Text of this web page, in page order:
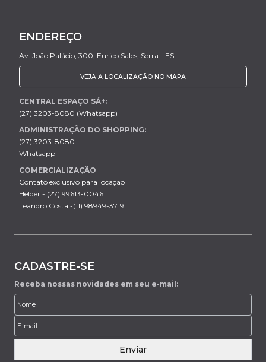
ENDEREÇO
Av. João Palácio, 300, Eurico Sales, Serra - ES
VEJA A LOCALIZAÇÃO NO MAPA
CENTRAL ESPAÇO SÁ+:
(27) 3203-8080 (Whatsapp)
ADMINISTRAÇÃO DO SHOPPING:
(27) 3203-8080
Whatsapp
COMERCIALIZAÇÃO
Contato exclusivo para locação
Helder - (27) 99613-0046
Leandro Costa -(11) 98949-3719
CADASTRE-SE
Receba nossas novidades em seu e-mail:
Enviar